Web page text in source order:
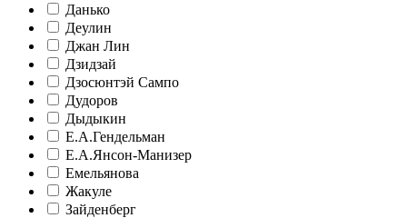
Данько
Деулин
Джан Лин
Дзидзай
Дзосюнтэй Сампо
Дудоров
Дыдыкин
Е.А.Гендельман
Е.А.Янсон-Манизер
Емельянова
Жакуле
Зайденберг